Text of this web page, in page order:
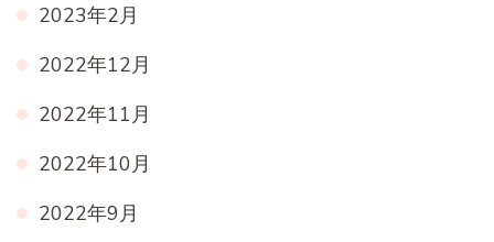
2023年2月
2022年12月
2022年11月
2022年10月
2022年9月